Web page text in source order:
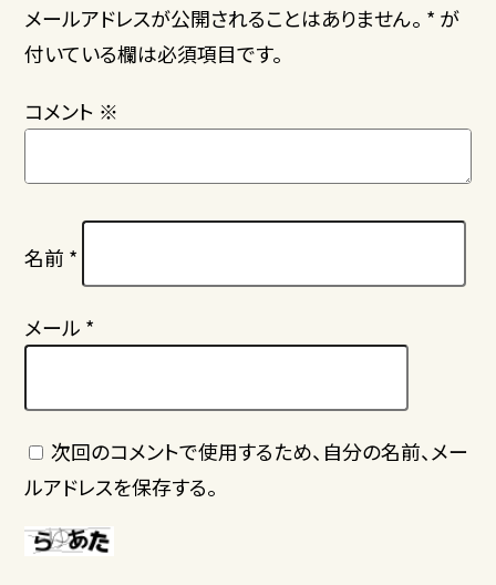
メールアドレスが公開されることはありません。 * が
付いている欄は必須項目です。
コメント ※
名前 *
メール *
次回のコメントで使用するため、自分の名前、メー
ルアドレスを保存する。